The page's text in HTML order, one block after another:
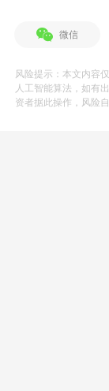
微信
风险提示：本文内容
人工智能算法，如有
资者据此操作，风险